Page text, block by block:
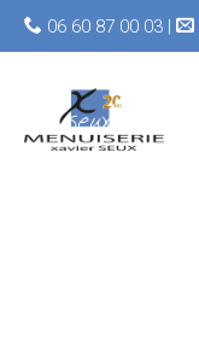
06 60 87 00 03 |